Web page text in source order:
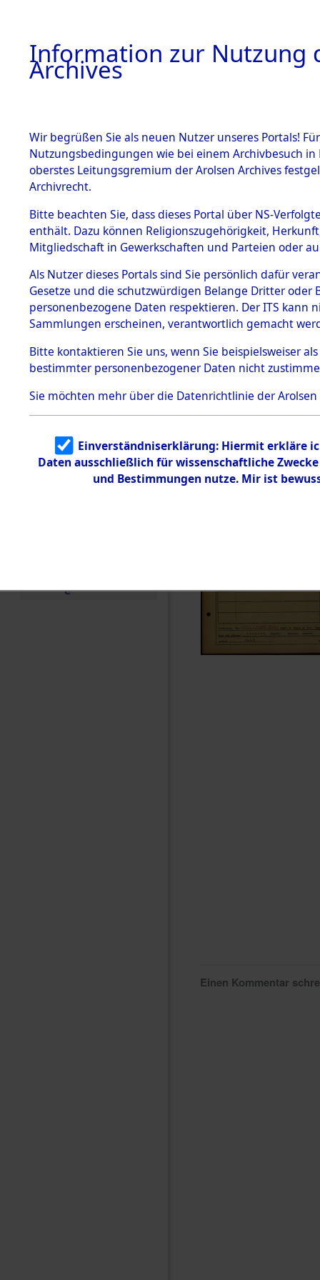
BESTÄNDE
1.
mente
5. Verschiedenes
5.3
Todesmärsche
5.3.1 Alliierte
Erhebungen
zu
Todesmärsch
en
5.3.2
Identifizierun
g
5.3.3
Todesmärsch
e
Dead -
Branch -
Einen Kommentar
Information zur Nutzung
Archives
Wir begrüßen Sie als neuen Nutzer unseres Portals!
Nutzungsbedingungen wie bei einem Archivbesuch
oberstes Leitungsgremium der Arolsen Archives
Archivrecht.
Bitte beachten Sie, dass dieses Portal über NS-
enthält. Dazu können Religionszugehörigkeit,
Mitgliedschaft in Gewerkschaften und Parteien oder
Als Nutzer dieses Portals sind Sie persönlich dafür
Gesetze und die schutzwürdigen Belange Dritter
personenbezogene Daten respektieren. Der ITS
Sammlungen erscheinen, verantwortlich gemacht
Bitte kontaktieren Sie uns, wenn Sie beispielsweiser
bestimmter personenbezogener Daten nicht
Sie möchten mehr über die Datenrichtlinie der Arolsen
Einverständniserklärung: Hiermit erkläre
Daten ausschließlich für wissenschaftliche
und Bestimmungen nutze. Mir ist